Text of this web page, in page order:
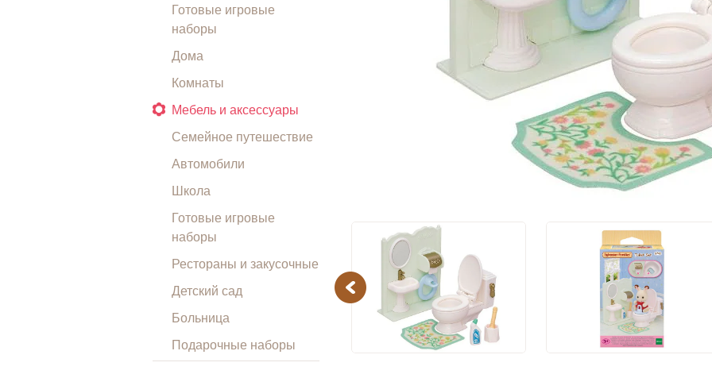
Готовые игровые
наборы
Дома
Комнаты
Мебель и аксессуары
Семейное путешествие
Автомобили
Школа
Готовые игровые
наборы
Рестораны и закусочные
Детский сад
Больница
Подарочные наборы
Previous